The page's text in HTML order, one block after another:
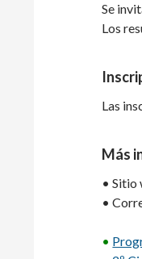
Se
Los
Las
Más
•
•
•